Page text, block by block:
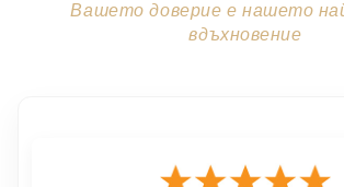
Вашето доверие е нашето
вдъхновение